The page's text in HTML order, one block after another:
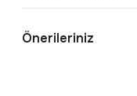
Önerileriniz